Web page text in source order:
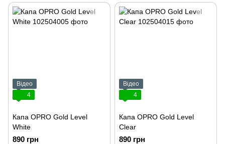
Відео
4
Капа OPRO Gold Level
White
890 грн
Відео
4
Капа OPRO Gold Level
Clear
890 грн